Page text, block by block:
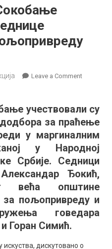
Leave a Commenton
учесници
прве
седнице
за
учествовали су
за праћење
у маргиналним
у Народној
Србије. Седници
Ђокић,
већа општине
пољопривреду и
говедара
Горан Симић.
дискутовано о